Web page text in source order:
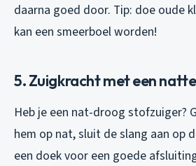
daarna goed door. Tip: doe oude
kan een smeerboel worden!
5. Zuigkracht met een
Heb je een nat-droog stofzuiger?
hem op nat, sluit de slang aan op
een doek voor een goede